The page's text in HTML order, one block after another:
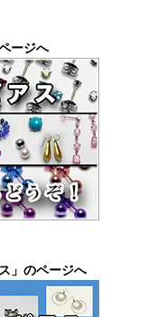
ージへ
のページへ